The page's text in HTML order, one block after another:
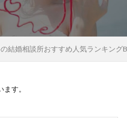
結婚相談所おすすめ人気ランキング
す。